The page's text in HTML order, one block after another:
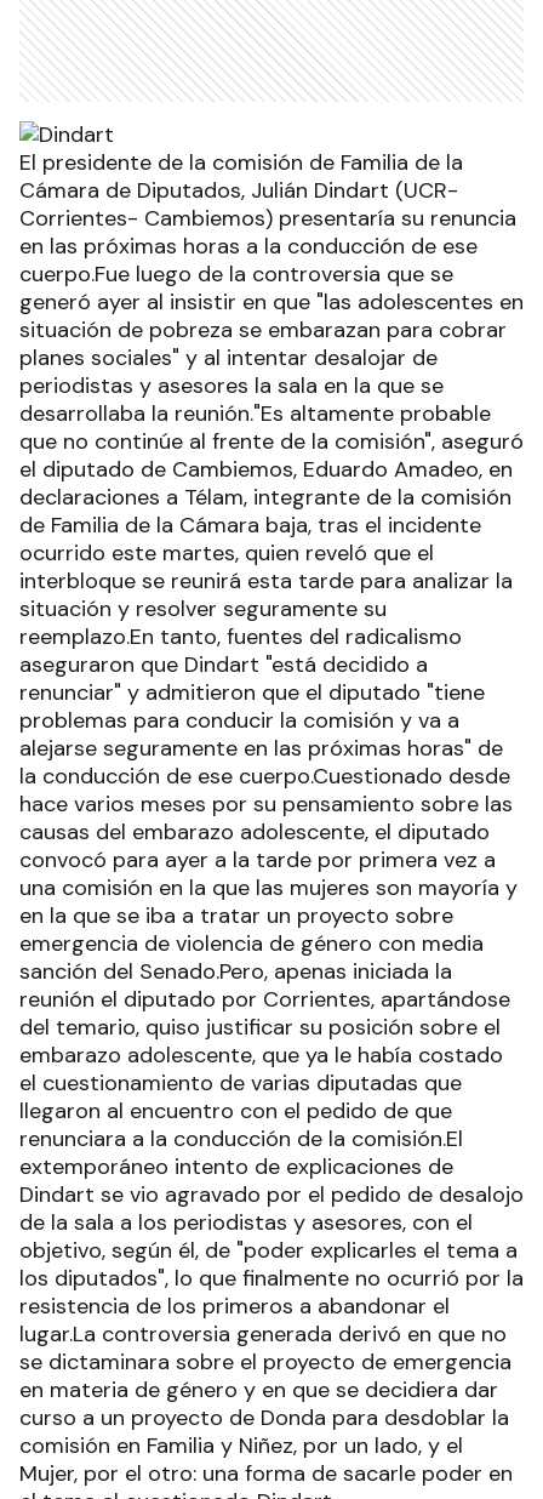
El presidente de la comisión de Familia de la
Cámara de Diputados, Julián Dindart (UCR-
Corrientes- Cambiemos) presentaría su renuncia
en las próximas horas a la conducción de ese
cuerpo.Fue luego de la controversia que se
generó ayer al insistir en que "las adolescentes en
situación de pobreza se embarazan para cobrar
planes sociales" y al intentar desalojar de
periodistas y asesores la sala en la que se
desarrollaba la reunión."Es altamente probable
que no continúe al frente de la comisión", aseguró
el diputado de Cambiemos, Eduardo Amadeo, en
declaraciones a Télam, integrante de la comisión
de Familia de la Cámara baja, tras el incidente
ocurrido este martes, quien reveló que el
interbloque se reunirá esta tarde para analizar la
situación y resolver seguramente su
reemplazo.En tanto, fuentes del radicalismo
aseguraron que Dindart "está decidido a
renunciar" y admitieron que el diputado "tiene
problemas para conducir la comisión y va a
alejarse seguramente en las próximas horas" de
la conducción de ese cuerpo.Cuestionado desde
hace varios meses por su pensamiento sobre las
causas del embarazo adolescente, el diputado
convocó para ayer a la tarde por primera vez a
una comisión en la que las mujeres son mayoría y
en la que se iba a tratar un proyecto sobre
emergencia de violencia de género con media
sanción del Senado.Pero, apenas iniciada la
reunión el diputado por Corrientes, apartándose
del temario, quiso justificar su posición sobre el
embarazo adolescente, que ya le había costado
el cuestionamiento de varias diputadas que
llegaron al encuentro con el pedido de que
renunciara a la conducción de la comisión.El
extemporáneo intento de explicaciones de
Dindart se vio agravado por el pedido de desalojo
de la sala a los periodistas y asesores, con el
objetivo, según él, de "poder explicarles el tema a
los diputados", lo que finalmente no ocurrió por la
resistencia de los primeros a abandonar el
lugar.La controversia generada derivó en que no
se dictaminara sobre el proyecto de emergencia
en materia de género y en que se decidiera dar
curso a un proyecto de Donda para desdoblar la
comisión en Familia y Niñez, por un lado, y el
Mujer, por el otro: una forma de sacarle poder en